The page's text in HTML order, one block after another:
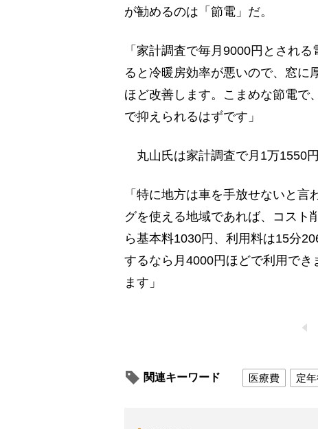
が勧めるのは「節電」だ。
「家計調査で毎月9000円とされ
ると冷暖房効率が悪いので、窓に
ほど改善します。こまめな節電で
で抑えられるはずです」
丸山氏は家計調査で月1万1550
「特に地方は車を手放せないと
グを使える地域であれば、コスト
ら基本料1030円、利用料は15分
するなら月4000円ほどで利用で
ます」
関連キーワード 医療費 定